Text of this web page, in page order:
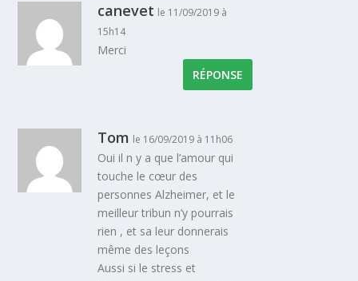
canevet le 11/09/2019 à
15h14
Merci
RÉPONSE
Tom le 16/09/2019 à 11h06
Oui il n y a que l’amour qui
touche le cœur des
personnes Alzheimer, et le
meilleur tribun n’y pourrais
rien , et sa leur donnerais
même des leçons
Aussi si le stress et